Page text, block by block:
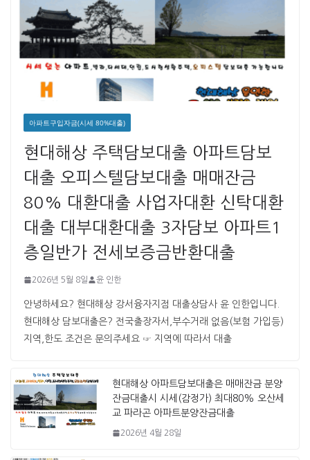
아파트구입자금(시세 80%대출)
현대해상 주택담보대출 아파트담보
대출 오피스텔담보대출 매매잔금
80% 대환대출 사업자대환 신탁대환
대출 대부대환대출 3자담보 아파트1
층일반가 전세보증금반환대출
2026년 5월 8일 윤 인한
안녕하세요? 현대해상 강서융자지점 대출상담사 윤 인한입니다. ​ ​
현대해상 담보대출은? 전국출장자서,부수거래 없음(보험 가입등)
지역,한도 조건은 문의주세요 ☞ 지역에 따라서 대출
현대해상 아파트담보대출은 매매잔금 분양
잔금대출시 시세(감정가) 최대80% 오산세
교 파라곤 아파트분양잔금대출
2026년 4월 28일